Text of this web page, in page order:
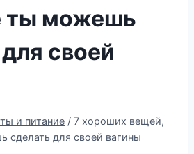
ты можешь
своей
и питание / 7 хороших вещей,
сделать для своей вагины